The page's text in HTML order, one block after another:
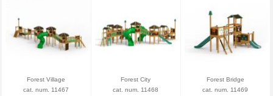
Forest Village
cat. num. 11467
Forest City
cat. num. 11468
Forest Bridge
cat. num. 11469